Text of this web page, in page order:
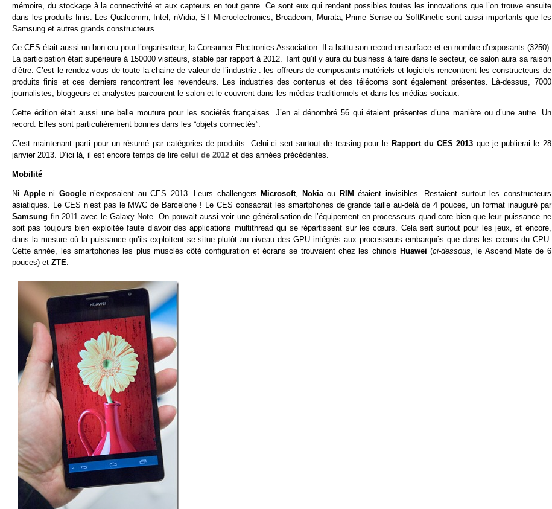
mémoire, du stockage à la connectivité et aux capteurs en tout genre. Ce sont eux qui rendent possibles toutes les innovations que l’on trouve ensuite
dans les produits finis. Les Qualcomm, Intel, nVidia, ST Microelectronics, Broadcom, Murata, Prime Sense ou SoftKinetic sont aussi importants que les
Samsung et autres grands constructeurs.
Ce CES était aussi un bon cru pour l’organisateur, la Consumer Electronics Association. Il a battu son record en surface et en nombre d’exposants (3250).
La participation était supérieure à 150000 visiteurs, stable par rapport à 2012. Tant qu’il y aura du business à faire dans le secteur, ce salon aura sa raison
d’être. C’est le rendez-vous de toute la chaine de valeur de l’industrie : les offreurs de composants matériels et logiciels rencontrent les constructeurs de
produits finis et ces derniers rencontrent les revendeurs. Les industries des contenus et des télécoms sont également présentes. Là-dessus, 7000
journalistes, bloggeurs et analystes parcourent le salon et le couvrent dans les médias traditionnels et dans les médias sociaux.
Cette édition était aussi une belle mouture pour les sociétés françaises. J’en ai dénombré 56 qui étaient présentes d’une manière ou d’une autre. Un
record. Elles sont particulièrement bonnes dans les “objets connectés”.
C’est maintenant parti pour un résumé par catégories de produits. Celui-ci sert surtout de teasing pour le Rapport du CES 2013 que je publierai le 28
janvier 2013. D’ici là, il est encore temps de lire celui de 2012 et des années précédentes.
Mobilité
Ni Appleni Googlen’exposaient au CES 2013. Leurs challengersMicrosoft, Nokiaou RIM étaient invisibles. Restaient surtout les constructeurs
asiatiques. Le CES n’est pas le MWC de Barcelone ! Le CES consacrait les smartphones de grande taille au-delà de 4 pouces, un format inauguré par
Samsung fin 2011 avec le Galaxy Note. On pouvait aussi voir une généralisation de l’équipement en processeurs quad-core bien que leur puissance ne
soit pas toujours bien exploitée faute d’avoir des applications multithread qui se répartissent sur les cœurs. Cela sert surtout pour les jeux, et encore,
dans la mesure où la puissance qu’ils exploitent se situe plutôt au niveau des GPU intégrés aux processeurs embarqués que dans les cœurs du CPU.
Cette année, les smartphones les plus musclés côté configuration et écrans se trouvaient chez les chinois Huawei (ci-dessous , le Ascend Mate de 6
pouces) et ZTE